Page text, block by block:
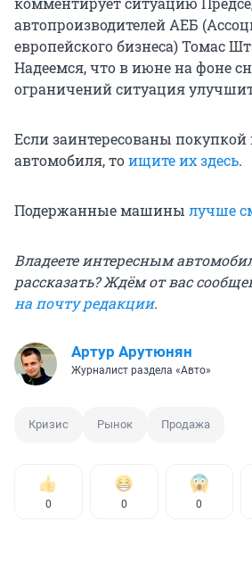
автопроизводителей АЕБ
европейского бизнеса) Томас
Надеемся, что в июне на фоне
ограничений ситуация
Если заинтересованы покупкой
автомобиля, тоищите их здесь.
Подержанные машины лучше
Владеете интересным
рассказать? Ждём от вас
на почту редакции.
Артур Арутюнян
Журналист раздела «Авто»
Кризис Рынок Продажа
0 0 0